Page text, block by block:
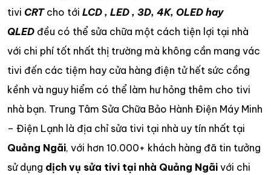
tivi CRTcho tới LCD , LED , 3D, 4K, OLED hay
QLED đều có thể sửa chữa một cách tiện lợi tại nhà
với chi phí tốt nhất thị trường mà không cần mang vác
tivi đến các tiệm hay cửa hàng điện tử hết sức cồng
kềnh và nguy hiểm có thể làm hư hỏng thêm cho tivi
nhà bạn. Trung Tâm Sửa Chữa Bảo Hành Điện Máy Minh
– Điện Lạnh là địa chỉ sửa tivi tại nhà uy tín nhất tại
Quảng Ngãi, với hơn 10.000+ khách hàng đã tin tưởng
sử dụng dịch vụ sửa tivi tại nhà Quảng Ngãi với chi